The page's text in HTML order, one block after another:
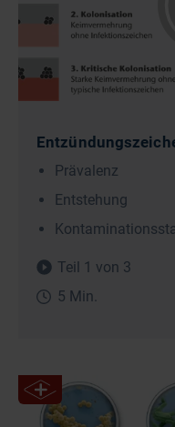
Prävalenz
Entstehung
Teil 1 von 3
5 Min.